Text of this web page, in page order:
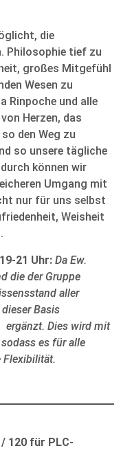
die
Philosophie tief zu
großes Mitgefühl
Wesen zu
Rinpoche und alle
Herzen, das
den Weg zu
so unsere tägliche
können wir
Umgang mit
nur für uns selbst
Weisheit
21 Uhr: Da Ew.
die der Gruppe
aller
Basis
ergänzt. Dies wird mit
es für alle
Flexibilität.
120 für PLC-